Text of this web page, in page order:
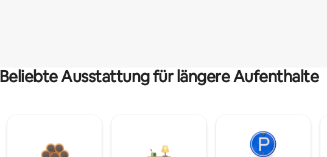
Beliebte Ausstattung für längere Aufenthalte